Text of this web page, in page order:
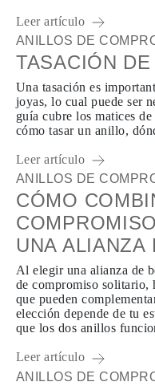
Leer artículo
ANILLOS DE
TASACIÓN
Una tasación es
joyas, lo cual puede ser
guía cubre los matices
cómo tasar un anillo,
Leer artículo
ANILLOS DE
CÓMO
UNA ALIANZA
Al elegir una alianza de
de compromiso solitario,
que pueden
elección depende de tu
que los dos anillos
Leer artículo
ANILLOS DE